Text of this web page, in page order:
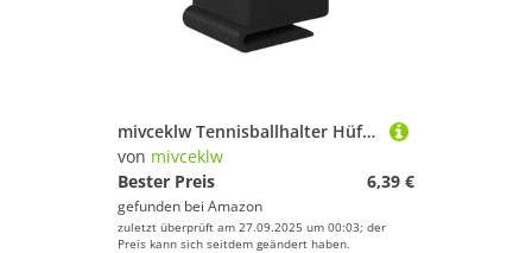
mivceklw Tennisballhalter Hüftclip - Tennisball Organizer Hüftgurt Clip,Sportzubehör Aufbewahrung Sichere Griffhalterung für Garten Turnier Fitness Outdoor Training
von mivceklw
Bester Preis
6,39 €
gefunden bei Amazon
zuletzt überprüft am 27.09.2025 um 00:03; der
Preis kann sich seitdem geändert haben.